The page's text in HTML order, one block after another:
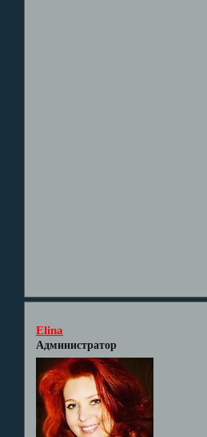
Elina
Администратор